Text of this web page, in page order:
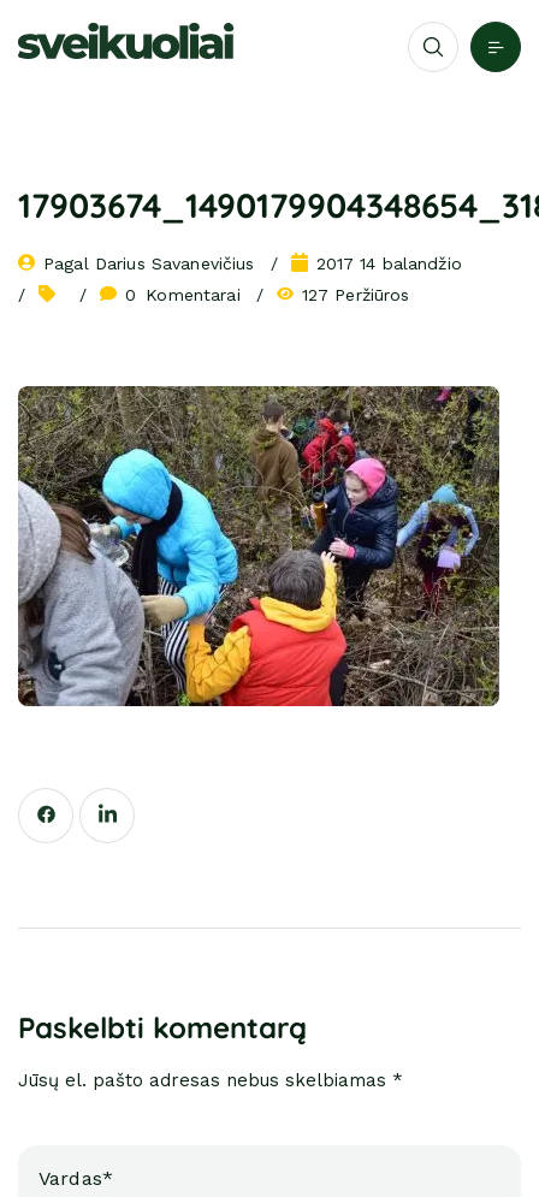
Pagal Darius Savanevičius
2017 14 balandžio
0
Komentarai 127 Peržiūros
Paskelbti komentarą
Jūsų el. pašto adresas nebus skelbiamas *